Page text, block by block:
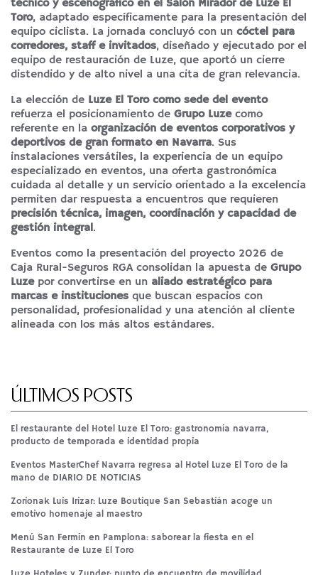
técnico y escenográfico en el Salón Mirador de Luze El
Toro, adaptado específicamente para la presentación del
equipo ciclista. La jornada concluyó con un cóctel para
corredores, staff e invitados, diseñado y ejecutado por el
equipo de restauración de Luze, que aportó un cierre
distendido y de alto nivel a una cita de gran relevancia.
La elección de Luze El Toro como sede del evento
refuerza el posicionamiento de Grupo Luzecomo
referente en la organización de eventos corporativos y
deportivos de gran formato en Navarra. Sus
instalaciones versátiles, la experiencia de un equipo
especializado en eventos, una oferta gastronómica
cuidada al detalle y un servicio orientado a la excelencia
permiten dar respuesta a encuentros que requieren
precisión técnica, imagen, coordinación y capacidad de
gestión integral.
Eventos como la presentación del proyecto 2026 de
Caja Rural-Seguros RGA consolidan la apuesta de Grupo
Luzepor convertirse en un aliado estratégico para
marcas e instituciones que buscan espacios con
personalidad, profesionalidad y una atención al cliente
alineada con los más altos estándares.
ÚLTIMOS POSTS
El restaurante del Hotel Luze El Toro: gastronomía navarra,
producto de temporada e identidad propia
Eventos MasterChef Navarra regresa al Hotel Luze El Toro de la
mano de DIARIO DE NOTICIAS
Zorionak Luis Irizar: Luze Boutique San Sebastián acoge un
emotivo homenaje al maestro
Menú San Fermín en Pamplona: saborear la fiesta en el
Restaurante de Luze El Toro